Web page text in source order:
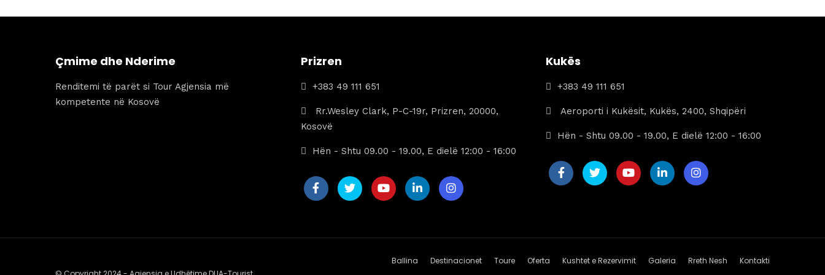
Çmime dhe Nderime
Renditemi të parët si Tour Agjensia më
kompetente në Kosovë
Prizren
+383 49 111 651
Rr.Wesley Clark, P-C-19r, Prizren, 20000,
Kosovë
Hën - Shtu 09.00 - 19.00, E dielë 12:00 - 16:00
Kukës
+383 49 111 651
Aeroporti i Kukësit, Kukës, 2400, Shqipëri
Hën - Shtu 09.00 - 19.00, E dielë 12:00 - 16:00
Ballina Destinacionet Toure Oferta Kushtet e Rezervimit Galeria Rreth Nesh
Kontakti